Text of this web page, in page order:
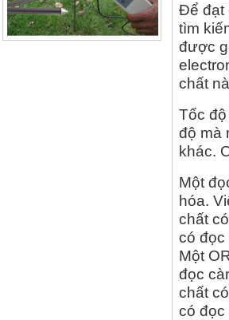
Để đạt
tìm
được
chất
Tốc
độ mà
khác.
Một
hóa.
chất
có đọc
Một
đọc
chất
có đọc